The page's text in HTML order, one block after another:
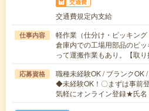
交通費
交通費規定内支給
仕事内容
軽作業（仕分け・ピッキング
倉庫内での工場用部品のピ
って運搬作業もあり。【取
応募資格
職種未経験OK / ブランクOK
◆未経験OK！〇まずは事前
気軽にオンライン登録★氏